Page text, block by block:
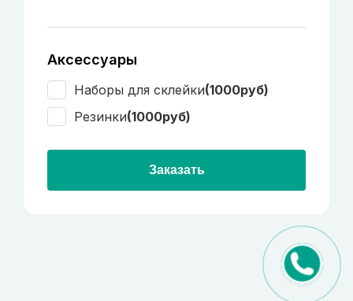
Аксессуары
Наборы для склейки(1000руб)
Резинки(1000руб)
Заказать